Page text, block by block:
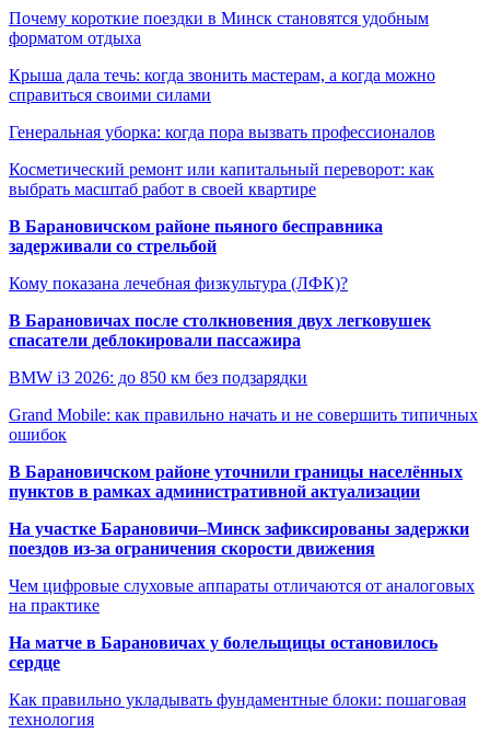
Почему короткие поездки в Минск становятся удобным
форматом отдыха
Крыша дала течь: когда звонить мастерам, а когда можно
справиться своими силами
Генеральная уборка: когда пора вызвать профессионалов
Косметический ремонт или капитальный переворот: как
выбрать масштаб работ в своей квартире
В Барановичском районе пьяного бесправника
задерживали со стрельбой
Кому показана лечебная физкультура (ЛФК)?
В Барановичах после столкновения двух легковушек
спасатели деблокировали пассажира
BMW i3 2026: до 850 км без подзарядки
Grand Mobile: как правильно начать и не совершить типичных
ошибок
В Барановичском районе уточнили границы населённых
пунктов в рамках административной актуализации
На участке Барановичи–Минск зафиксированы задержки
поездов из-за ограничения скорости движения
Чем цифровые слуховые аппараты отличаются от аналоговых
на практике
На матче в Барановичах у болельщицы остановилось
сердце
Как правильно укладывать фундаментные блоки: пошаговая
технология